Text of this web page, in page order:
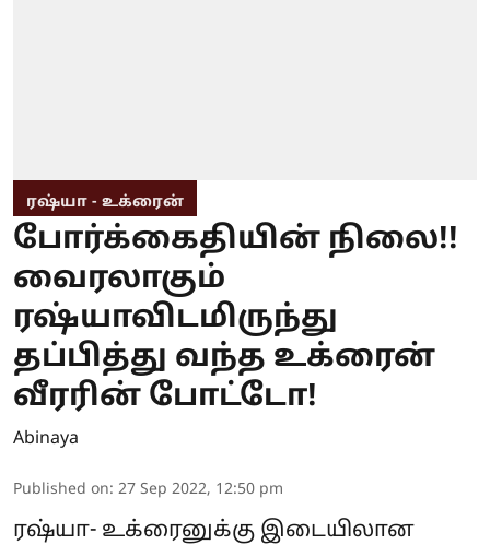
ரஷ்யா - உக்ரைன்
போர்க்கைதியின் நிலை!!
வைரலாகும்
ரஷ்யாவிடமிருந்து
தப்பித்து வந்த உக்ரைன்
வீரரின் போட்டோ!
Abinaya
Published on: 27 Sep 2022, 12:50 pm
ரஷ்யா- உக்ரைனுக்கு இடையிலான